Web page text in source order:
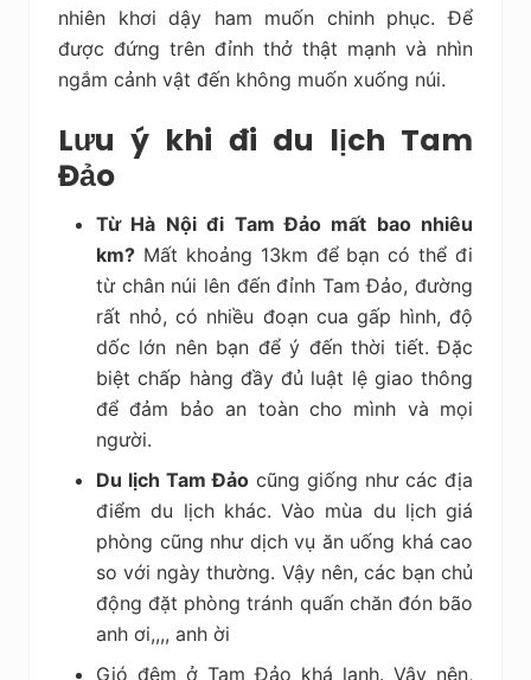
nhiên khơi dậy ham muốn chinh phục. Để
được đứng trên đỉnh thở thật mạnh và nhìn
ngắm cảnh vật đến không muốn xuống núi.
Lưu ý khi đi du lịch Tam
Đảo
Từ Hà Nội đi Tam Đảo mất bao nhiêu
km? Mất khoảng 13km để bạn có thể đi
từ chân núi lên đến đỉnh Tam Đảo, đường
rất nhỏ, có nhiều đoạn cua gấp hình, độ
dốc lớn nên bạn để ý đến thời tiết. Đặc
biệt chấp hàng đầy đủ luật lệ giao thông
để đảm bảo an toàn cho mình và mọi
người.
Du lịch Tam Đảo cũng giống như các địa
điểm du lịch khác. Vào mùa du lịch giá
phòng cũng như dịch vụ ăn uống khá cao
so với ngày thường. Vậy nên, các bạn chủ
động đặt phòng tránh quấn chăn đón bão
anh ơi,,,, anh ời
Gió đêm ở Tam Đảo khá lạnh. Vậy nên,